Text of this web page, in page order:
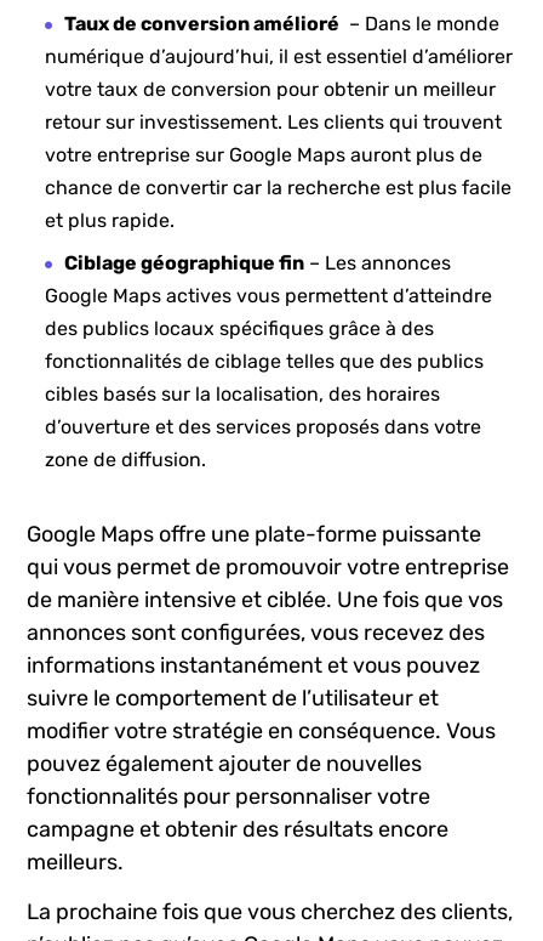
Taux de conversion ‍amélioré ⁣ – Dans le monde
numérique d’aujourd’hui, ‍il est essentiel d’améliorer
votre taux de conversion pour obtenir un meilleur
retour sur investissement. Les clients qui trouvent
votre⁣ entreprise sur Google Maps ⁢auront plus ⁤de
chance de convertir car ⁤la ‌recherche est plus facile
et plus rapide.
Ciblage géographique fin – ⁤Les annonces
⁢Google Maps​ actives vous permettent d’atteindre
des publics ‍locaux spécifiques grâce à des
fonctionnalités de ciblage telles que des ⁤publics
cibles basés sur la localisation, des horaires
d’ouverture et des ‌services proposés dans votre ​
zone de diffusion.
Google Maps ​offre une plate-forme puissante
qui vous permet ‌de promouvoir votre entreprise
de manière intensive et​ ciblée. Une ⁢fois que vos
annonces​ sont configurées, ⁣vous recevez‍ des
informations instantanément et vous pouvez
suivre le comportement de l’utilisateur et
modifier⁣ votre stratégie en conséquence. ⁣Vous
pouvez également ajouter de nouvelles
fonctionnalités ⁤pour personnaliser ⁢votre
‌campagne et obtenir des résultats encore
meilleurs.
La‌ prochaine ‌fois que vous cherchez des clients,